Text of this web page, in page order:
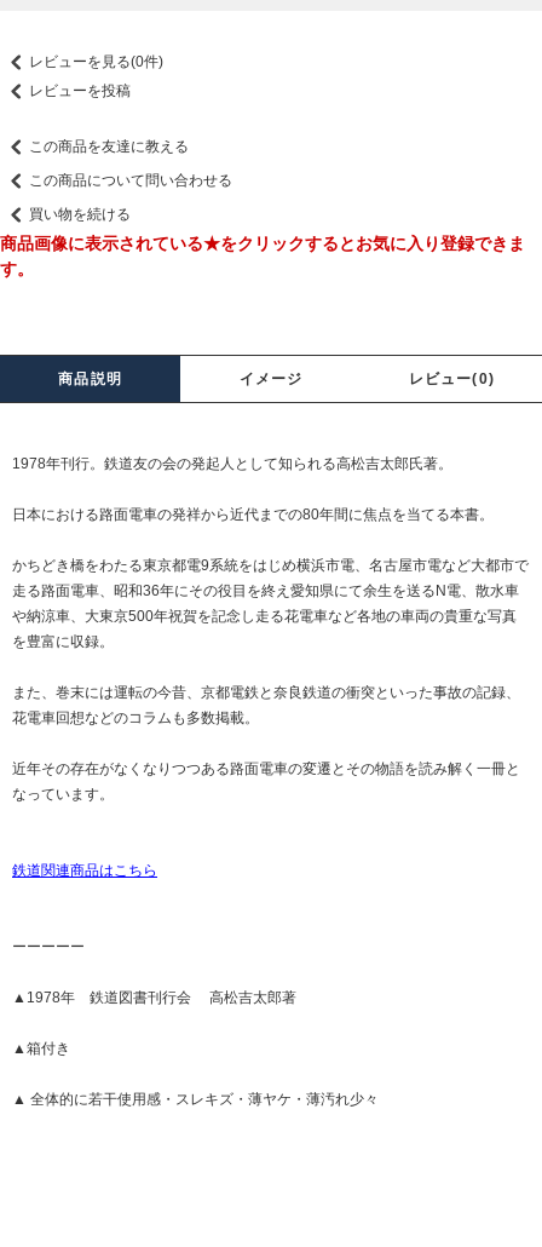
レビューを見る(0件)
レビューを投稿
この商品を友達に教える
この商品について問い合わせる
買い物を続ける
商品画像に表示されている★をクリックするとお気に入り登録できま
す。
商品説明 イメージ レビュー(0)
1978年刊行。鉄道友の会の発起人として知られる高松吉太郎氏著。
日本における路面電車の発祥から近代までの80年間に焦点を当てる本書。
かちどき橋をわたる東京都電9系統をはじめ横浜市電、名古屋市電など大都市で
走る路面電車、昭和36年にその役目を終え愛知県にて余生を送るN電、散水車
や納涼車、大東京500年祝賀を記念し走る花電車など各地の車両の貴重な写真
を豊富に収録。
また、巻末には運転の今昔、京都電鉄と奈良鉄道の衝突といった事故の記録、
花電車回想などのコラムも多数掲載。
近年その存在がなくなりつつある路面電車の変遷とその物語を読み解く一冊と
なっています。
鉄道関連商品はこちら
ーーーーー
▲1978年 鉄道図書刊行会 高松吉太郎著
▲箱付き
▲ 全体的に若干使用感・スレキズ・薄ヤケ・薄汚れ少々